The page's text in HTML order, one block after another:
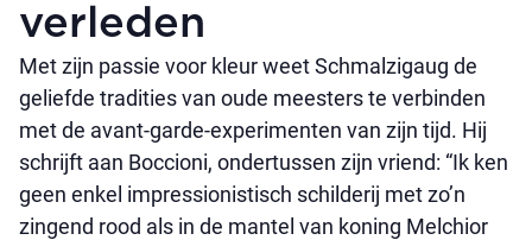
verleden
Met zijn passie voor kleur weet Schmalzigaug de
geliefde tradities van oude meesters te verbinden
met de avant-garde-experimenten van zijn tijd. Hij
schrijft aan Boccioni, ondertussen zijn vriend: “Ik ken
geen enkel impressionistisch schilderij met zo’n
zingend rood als in de mantel van koning Melchior